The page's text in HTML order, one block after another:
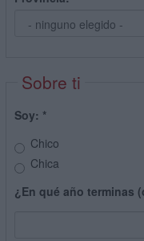
Sobre ti
Soy: *
Chico
Chica
¿En qué año terminas